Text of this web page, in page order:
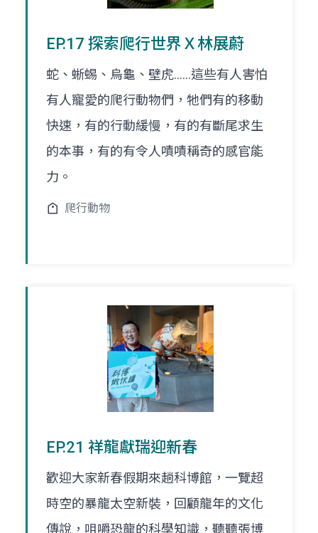
EP.17 探索爬行世界Ｘ林展蔚
蛇、蜥蜴、烏龜、壁虎……這些有人害怕
有人寵愛的爬行動物們，牠們有的移動
快速，有的行動緩慢，有的有斷尾求生
的本事，有的有令人嘖嘖稱奇的感官能
力。
爬行動物
EP.21 祥龍獻瑞迎新春
歡迎大家新春假期來趟科博館，一覽超
時空的暴龍太空新裝，回顧龍年的文化
傳說，咀嚼恐龍的科學知識，聽聽張博